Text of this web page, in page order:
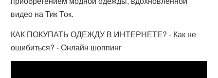
видео на Тик Ток.
КАК ПОКУПАТЬ ОДЕЖДУ В ИНТЕРНЕТЕ? - Как не
ошибиться? - Онлайн шоппинг